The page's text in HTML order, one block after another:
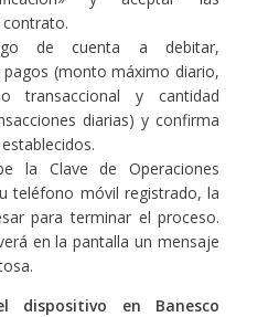
de cuenta a debitar,
pagos (monto máximo diario,
transaccional y cantidad
diarias) y confirma
la Clave de Operaciones
teléfono móvil registrado, la
para terminar el proceso.
en la pantalla un mensaje
dispositivo en Banesco